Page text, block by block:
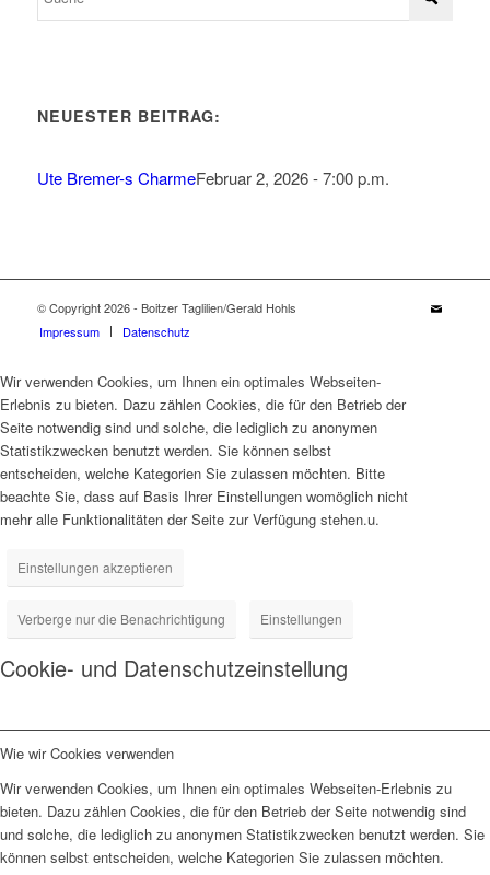
NEUESTER BEITRAG:
Ute Bremer-s CharmeFebruar 2, 2026 - 7:00 p.m.
© Copyright 2026 - Boitzer Taglilien/Gerald Hohls
Impressum
Datenschutz
Wir verwenden Cookies, um Ihnen ein optimales Webseiten-
Erlebnis zu bieten. Dazu zählen Cookies, die für den Betrieb der
Seite notwendig sind und solche, die lediglich zu anonymen
Statistikzwecken benutzt werden. Sie können selbst
entscheiden, welche Kategorien Sie zulassen möchten. Bitte
beachte Sie, dass auf Basis Ihrer Einstellungen womöglich nicht
mehr alle Funktionalitäten der Seite zur Verfügung stehen.u.
Einstellungen akzeptieren
Verberge nur die Benachrichtigung Einstellungen
Cookie- und Datenschutzeinstellung
Wie wir Cookies verwenden
Wir verwenden Cookies, um Ihnen ein optimales Webseiten-Erlebnis zu
bieten. Dazu zählen Cookies, die für den Betrieb der Seite notwendig sind
und solche, die lediglich zu anonymen Statistikzwecken benutzt werden. Sie
können selbst entscheiden, welche Kategorien Sie zulassen möchten.